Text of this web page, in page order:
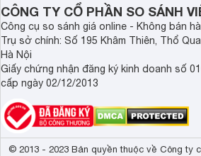
CÔNG TY CỔ PHẦN SO SÁNH
Công cụ so sánh giá online - Không bán
Trụ sở chính: Số 195 Khâm Thiên, Thổ
Hà Nội
Giấy chứng nhận đăng ký kinh doanh số
cấp ngày 02/12/2013
© 2013 - 2023 Bản quyền thuộc về Công ty